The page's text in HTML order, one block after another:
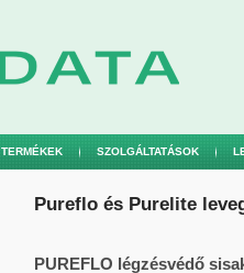
TERMÉKEK SZOLGÁLTATÁSOK
Pureflo és Purelite
PUREFLO légzésvédő